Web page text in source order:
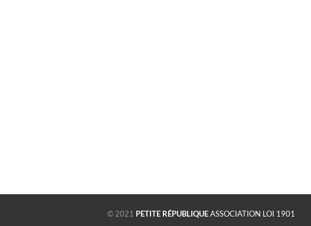
© 2021 PETITE RÉPUBLIQUEASSOCIATION LOI 1901